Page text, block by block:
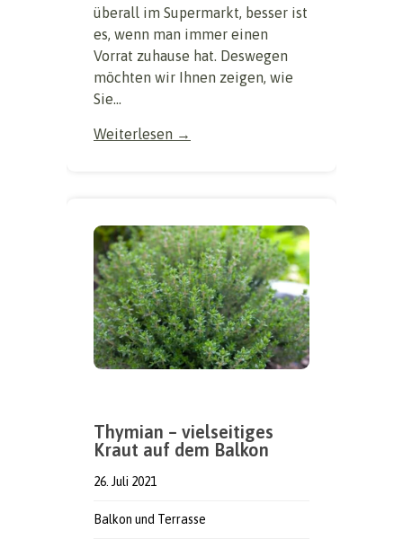
überall im Supermarkt, besser ist
es, wenn man immer einen
Vorrat zuhause hat. Deswegen
möchten wir Ihnen zeigen, wie
Sie...
Weiterlesen →
Thymian – vielseitiges
Kraut auf dem Balkon
26. Juli 2021
Balkon und Terrasse